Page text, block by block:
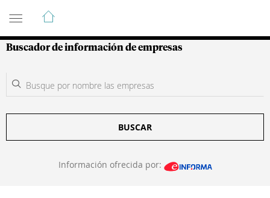
Guía de Empresas Colombianas
Buscador de información de empresas
BUSCAR
Información ofrecida por: